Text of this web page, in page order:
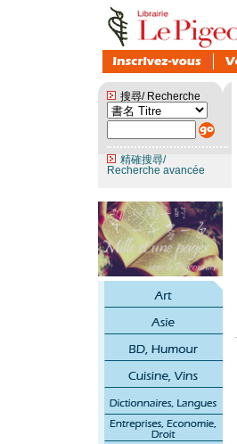
搜尋/ Recherche
精確搜尋/
Recherche avancée